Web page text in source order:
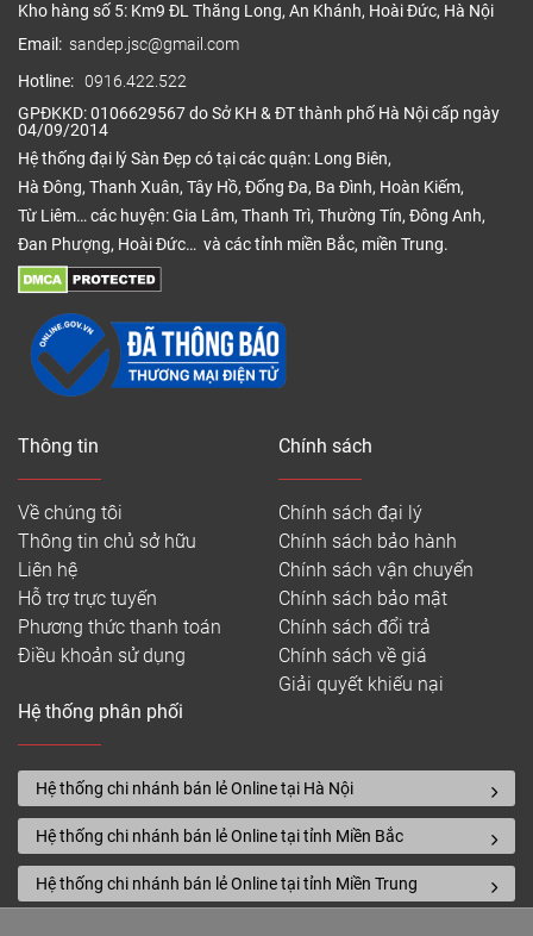
Kho hàng số 5: Km9 ĐL Thăng Long, An Khánh, Hoài Đức, Hà Nội
Email: sandep.jsc@gmail.com
Hotline: 0916.422.522
GPĐKKD: 0106629567 do Sở KH & ĐT thành phố Hà Nội cấp ngày
04/09/2014
Hệ thống đại lý Sàn Đẹp có tại các quận: Long Biên,
Hà Đông, Thanh Xuân, Tây Hồ, Đống Đa, Ba Đình, Hoàn Kiếm,
Từ Liêm… các huyện: Gia Lâm, Thanh Trì, Thường Tín, Đông Anh,
Đan Phượng, Hoài Đức… và các tỉnh miền Bắc, miền Trung.
Thông tin
Về chúng tôi
Thông tin chủ sở hữu
Liên hệ
Hỗ trợ trực tuyến
Phương thức thanh toán
Điều khoản sử dụng
Chính sách
Chính sách đại lý
Chính sách bảo hành
Chính sách vận chuyển
Chính sách bảo mật
Chính sách đổi trả
Chính sách về giá
Giải quyết khiếu nại
Hệ thống phân phối
Hệ thống chi nhánh bán lẻ Online tại Hà Nội
Hệ thống chi nhánh bán lẻ Online tại tỉnh Miền Bắc
Hệ thống chi nhánh bán lẻ Online tại tỉnh Miền Trung